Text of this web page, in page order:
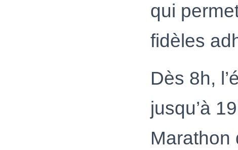
qui
fidèles
Dès 8h,
jusqu’à
Marathon